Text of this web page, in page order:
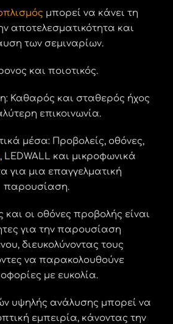
μπορεί να κάνει τη
αποτελεσματικότητα και
των σεμιναρίων.
και ποιοτικός.
Καθαρός και σταθερός ήχος
επικοινωνία.
μέσα: Προβολείς, οθόνες,
, LEDWALL και μικροφωνικά
για μια επαγγελματική
παρουσίαση.
και οι οθόνες προβολής είναι
για την παρουσίαση
διευκολύνοντας τους
να παρακολουθούνε
με ευκολία.
υψηλής ανάλυσης μπορεί να
εμπειρία, κάνοντας την